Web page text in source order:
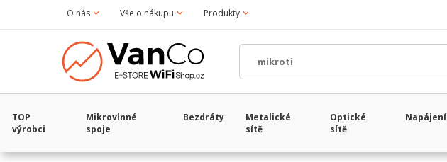
O nás Vše o nákupu Produkty
TOP
výrobci
Mikrovlnné
spoje
Bezdráty
Metalické
sítě
Optické
sítě
Napájení